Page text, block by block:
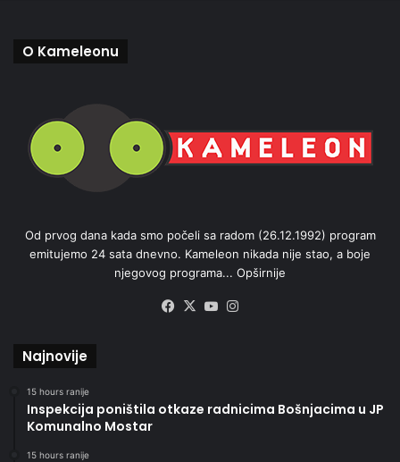
O Kameleonu
Od prvog dana kada smo počeli sa radom (26.12.1992) program
emitujemo 24 sata dnevno. Kameleon nikada nije stao, a boje
njegovog programa... Opširnije
Facebook
X YouTube
Najnovije
15 hours ranije
Inspekcija poništila otkaze radnicima Bošnjacima u JP
Komunalno Mostar
15 hours ranije